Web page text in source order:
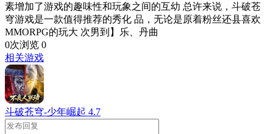
素增加了游戏的趣味性和玩象之间的互幼 总许来说，斗破苍
穹游戏是一款值得推荐的秀化 品，无论是原着粉丝还县喜欢
MMORPG的玩大 次男到】乐、丹曲
0次浏览 0
相关游戏
斗破苍穹-少年崛起 4.7